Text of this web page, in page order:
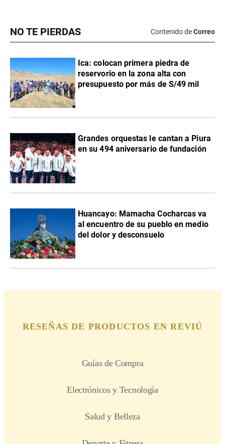
NO TE PIERDAS Contenido deCorreo
Ica: colocan primera piedra de
reservorio en la zona alta con
presupuesto por más de S/49 mil
Grandes orquestas le cantan a Piura
en su 494 aniversario de fundación
Huancayo: Mamacha Cocharcas va
al encuentro de su pueblo en medio
del dolor y desconsuelo